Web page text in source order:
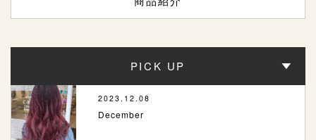
PICK UP
2023.12.08
December